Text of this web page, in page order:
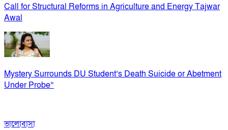
Call for Structural Reforms in Agriculture and Energy Tajwar
Awal
Mystery Surrounds DU Student’s Death Suicide or Abetment
Under Probe”
ভালোবাসা